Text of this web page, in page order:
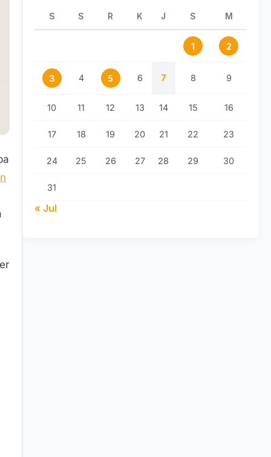
S S R K J S M
1 2
3 4 5 6 7 8 9
10 11 12 13 14 15 16
17 18 19 20 21 22 23
24 25 26 27 28 29 30
31
« Jul